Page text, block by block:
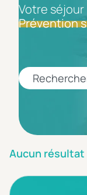
Votre séjour
Prévention
5 étoiles *****
Aucun résultat